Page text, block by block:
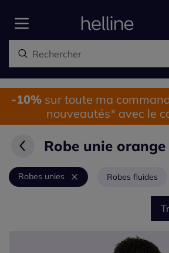
-10%sur toute ma
nouveautés* avec le
Robe unie
Robes unies Robes fluides